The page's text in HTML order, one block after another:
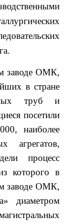
заводе ОМК,
в стране
труб и
посетили
наиболее
агрегатов,
процесс
которого в
заводе ОМК,
диаметром